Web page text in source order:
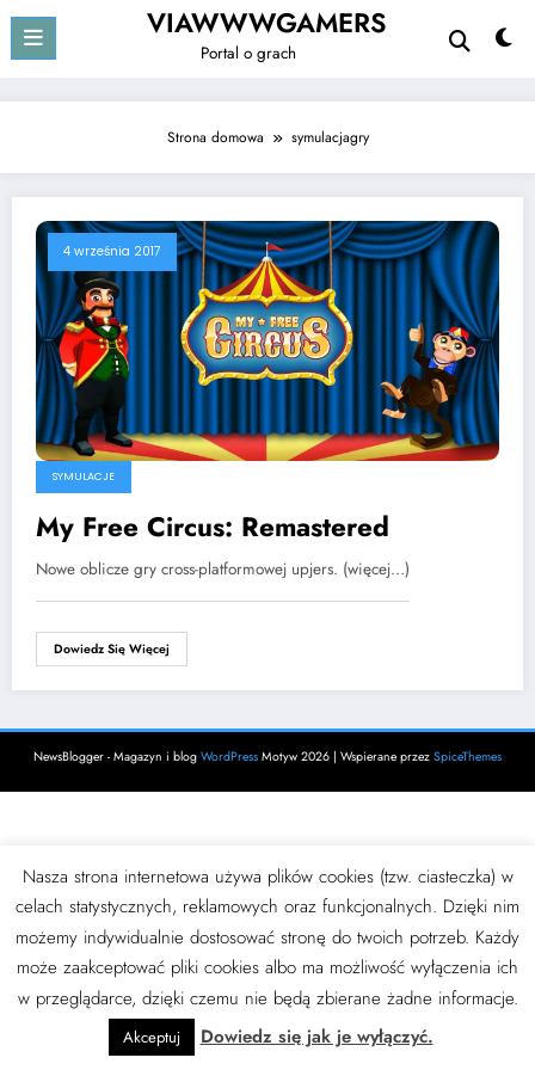
treści
VIAWWWGAMERS
Portal o grach
Strona domowa symulacjagry
4 września 2017
SYMULACJE
My Free Circus: Remastered
Nowe oblicze gry cross-platformowej upjers. (więcej…)
Dowiedz Się Więcej
NewsBlogger - Magazyn i blog WordPress Motyw 2026 | Wspierane przez SpiceThemes
Nasza strona internetowa używa plików cookies (tzw. ciasteczka) w
celach statystycznych, reklamowych oraz funkcjonalnych. Dzięki nim
możemy indywidualnie dostosować stronę do twoich potrzeb. Każdy
może zaakceptować pliki cookies albo ma możliwość wyłączenia ich
w przeglądarce, dzięki czemu nie będą zbierane żadne informacje.
Akceptuj Dowiedz się jak je wyłączyć.